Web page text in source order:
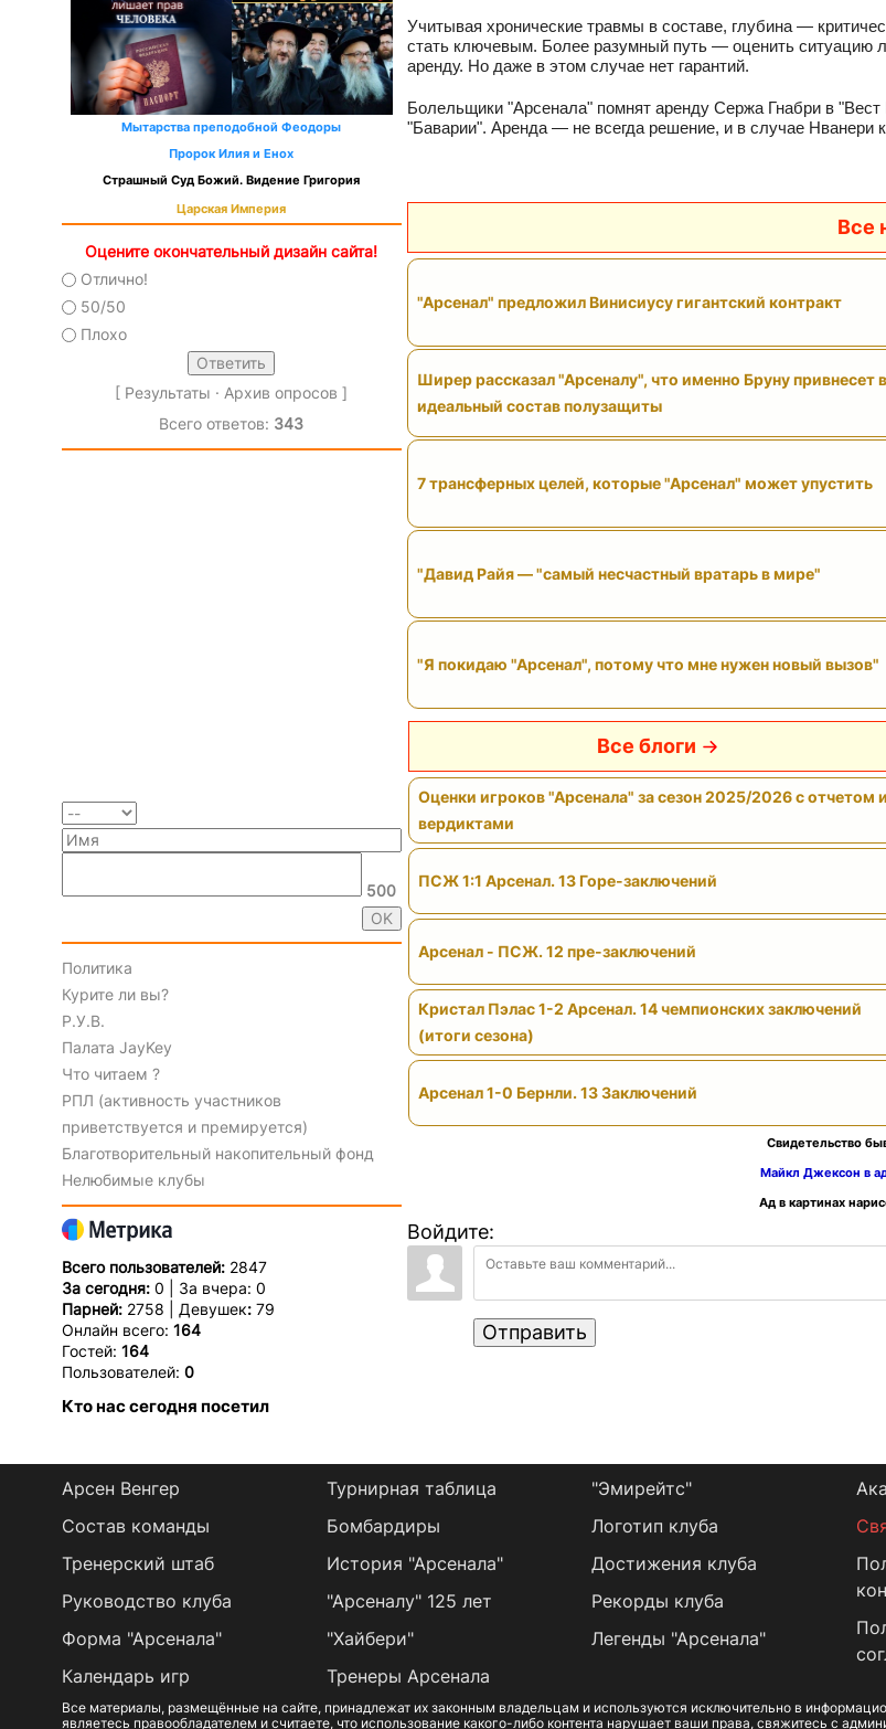
Мытарства преподобной Феодоры
Пророк Илия и Енох
Страшный Суд Божий. Видение Григория
Царская Империя
Оцените окончательный дизайн сайта!
Отлично!
50/50
Плохо
[ Результаты · Архив опросов ]
Всего ответов: 343
500
Политика
Курите ли вы?
Р.У.В.
Палата JayKey
Что читаем ?
РПЛ (активность участников
приветствуется и премируется)
Благотворительный накопительный фонд
Нелюбимые клубы
Всего пользователей: 2847
За сегодня: 0 | За вчера: 0
Парней: 2758 | Девушек:79
Онлайн всего: 164
Гостей: 164
Пользователей: 0
Кто нас сегодня посетил
Учитывая хронические травмы в составе, глубина —
стать ключевым. Более разумный путь — оценить ситуацию
аренду. Но даже в этом случае нет гарантий.
Болельщики "Арсенала" помнят аренду Сержа Гнабри в
"Баварии". Аренда — не всегда решение, и в случае Нванери
Все
"Арсенал" предложил Винисиусу гигантский контракт
Ширер рассказал "Арсеналу", что именно Бруну привнесет в
идеальный состав полузащиты
7 трансферных целей, которые "Арсенал" может упустить
"Давид Райя — "самый несчастный вратарь в мире"
"Я покидаю "Арсенал", потому что мне нужен новый вызов"
Все блоги
Оценки игроков "Арсенала" за сезон 2025/2026 с отчетом и
вердиктами
ПСЖ 1:1 Арсенал. 13 Горе-заключений
Арсенал - ПСЖ. 12 пре-заключений
Кристал Пэлас 1-2 Арсенал. 14 чемпионских заключений
(итоги сезона)
Арсенал 1-0 Бернли. 13 Заключений
Свидетельство
Майкл Джексон в
Ад в картинах
Войдите:
Отправить
Арсен Венгер
Состав команды
Тренерский штаб
Руководство клуба
Форма "Арсенала"
Календарь игр
Турнирная таблица
Бомбардиры
История "Арсенала"
"Арсеналу" 125 лет
"Хайбери"
Тренеры Арсенала
"Эмирейтс"
Логотип клуба
Достижения клуба
Рекорды клуба
Легенды "Арсенала"
Все материалы, размещённые на сайте, принадлежат их законным владельцам и используются исключительно в
являетесь правообладателем и считаете, что использование какого-либо контента нарушает ваши права, свяжитесь с